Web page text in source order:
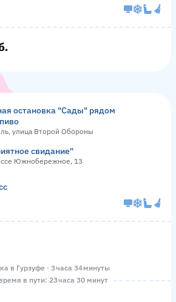
остановка "Сады" рядом
улица Второй Обороны
свидание"
Южнобережное, 13
в Гурзуфе · 3 часа 34 минуты
в пути: 23 часа 30 минут